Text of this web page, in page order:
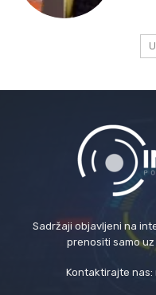
Sadržaji objavljeni na
prenositi samo
Kontaktirajte nas: